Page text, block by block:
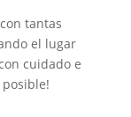
tantas
el lugar
cuidado e